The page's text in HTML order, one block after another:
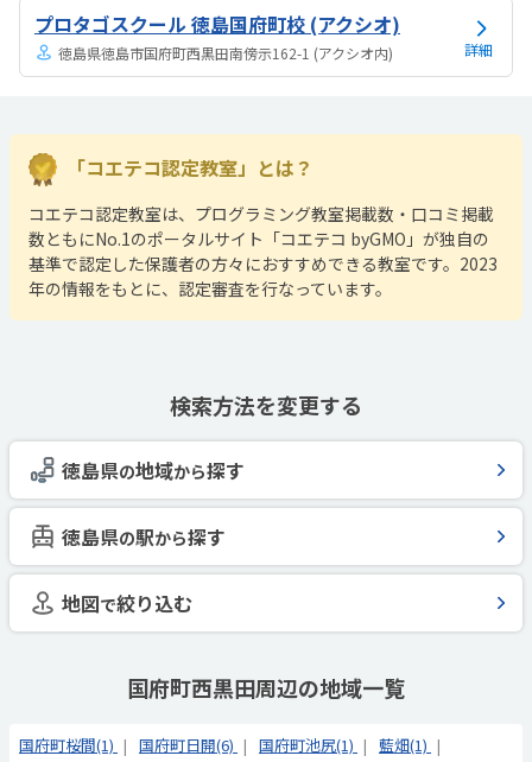
プロタゴスクール 徳島国府町校 (アクシオ)
徳島県徳島市国府町西黒田南傍示162-1 (アクシオ内) 詳細
「コエテコ認定教室」とは？
コエテコ認定教室は、プログラミング教室掲載数・口コミ掲載
数ともにNo.1のポータルサイト「コエテコ byGMO」が独自の
基準で認定した保護者の方々におすすめできる教室です。2023
年の情報をもとに、認定審査を行なっています。
検索方法を変更する
徳島県の地域から探す
徳島県の駅から探す
地図で絞り込む
国府町西黒田周辺の地域一覧
国府町桜間(1) 国府町日開(6) 国府町池尻(1)
藍畑(1)